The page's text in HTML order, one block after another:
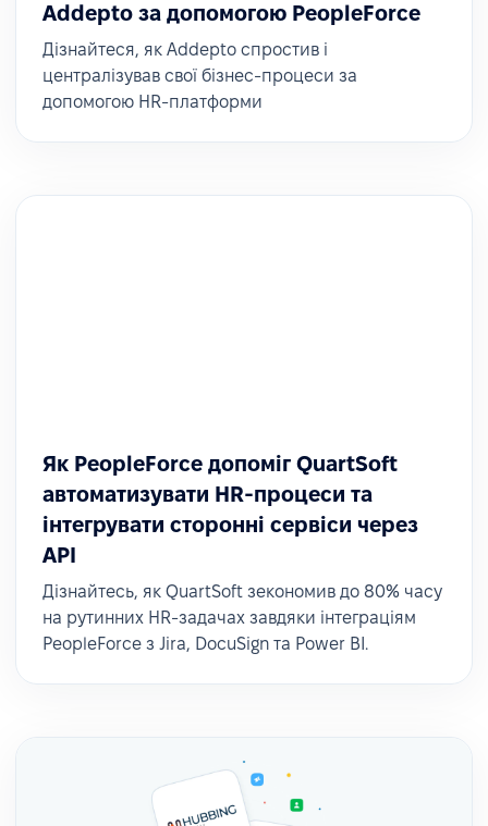
Addepto за допомогою PeopleForce
Дізнайтеся, як Addepto спростив і
централізував свої бізнес-процеси за
допомогою HR-платформи
Як PeopleForce допоміг QuartSoft
автоматизувати HR-процеси та
інтегрувати сторонні сервіси через
API
Дізнайтесь, як QuartSoft зекономив до 80% часу
на рутинних HR-задачах завдяки інтеграціям
PeopleForce з Jira, DocuSign та Power BI.